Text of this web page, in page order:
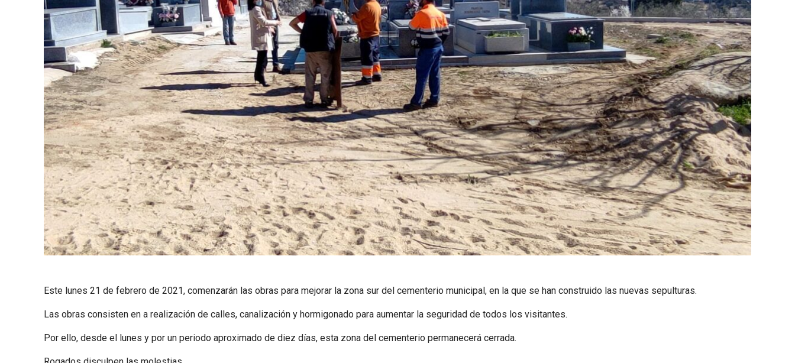
Este lunes 21 de febrero de 2021, comenzarán las obras para mejorar la zona sur del cementerio municipal, en la que se han construido las nuevas sepulturas.
Las obras consisten en a realización de calles, canalización y hormigonado para aumentar la seguridad de todos los visitantes.
Por ello, desde el lunes y por un periodo aproximado de diez días, esta zona del cementerio permanecerá cerrada.